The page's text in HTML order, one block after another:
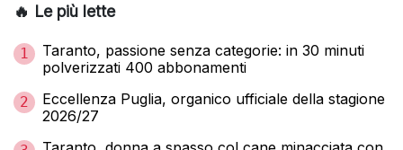
🔥 Le più lette
1
Taranto, passione senza categorie: in 30 minuti
polverizzati 400 abbonamenti
2
Eccellenza Puglia, organico ufficiale della stagione
2026/27